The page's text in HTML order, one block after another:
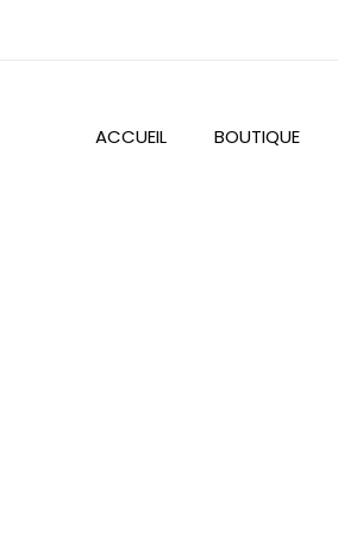
ACCUEIL BOUTIQUE